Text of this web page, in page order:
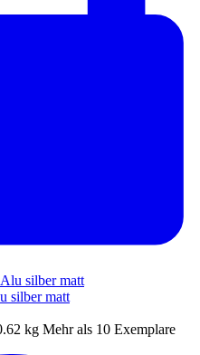
silber matt
kg Mehr als 10 Exemplare